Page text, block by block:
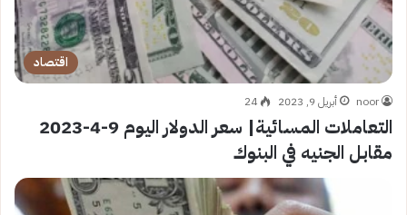
اقتصاد
noor أبريل 9, 2023 24
التعاملات المسائية| سعر الدولار اليوم 9-4-2023
مقابل الجنيه في البنوك